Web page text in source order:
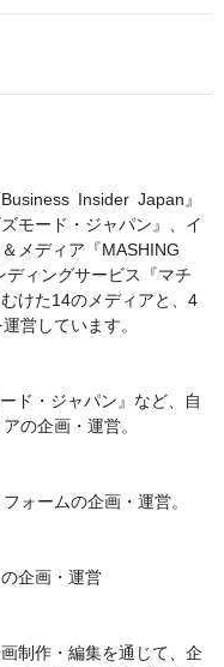
Insider Japan』
モード・ジャパン』、イ
メディア『MASHING
ィングサービス『マチ
けた14のメディアと、4
営しています。
ド・ジャパン』など、自
の企画・運営。
ォームの企画・運営。
企画・運営
制作・編集を通じて、企